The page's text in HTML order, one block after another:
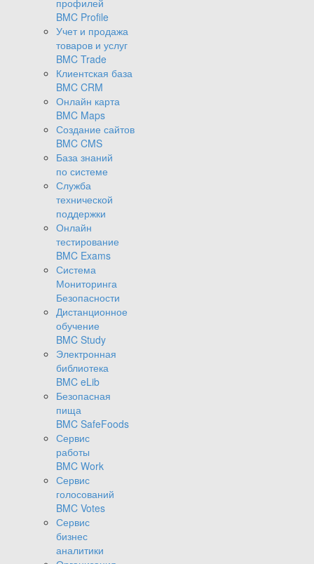
профилей
BMC Profile
Учет и продажа
товаров и услуг
BMC Trade
Клиентская база
BMC CRM
Онлайн карта
BMC Maps
Создание сайтов
BMC CMS
База знаний
по системе
Служба
технической
поддержки
Онлайн
тестирование
BMC Exams
Система
Мониторинга
Безопасности
Дистанционное
обучение
BMC Study
Электронная
библиотека
BMC eLib
Безопасная
пища
BMC SafeFoods
Сервис
работы
BMC Work
Сервис
голосований
BMC Votes
Сервис
бизнес
аналитики